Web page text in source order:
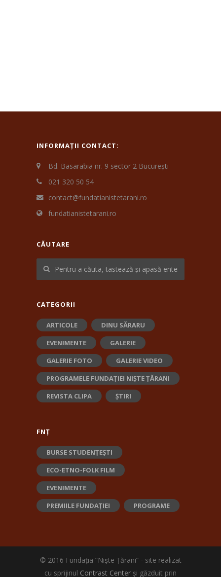
INFORMAȚII CONTACT:
Bd. Basarabia nr. 9 sector 2 București
021 320 50 54
contact@fundatianistetarani.ro
fundatianistetarani.ro
CĂUTARE
CATEGORII
ARTICOLE
DINU SĂRARU
EVENIMENTE
GALERIE
GALERIE FOTO
GALERIE VIDEO
PROGRAMELE FUNDAȚIEI NIȘTE ȚĂRANI
REVISTA CLIPA
ȘTIRI
FNȚ
BURSE STUDENȚEȘTI
ECO-ETNO-FOLK FILM
EVENIMENTE
PREMIILE FUNDAȚIEI
PROGRAME
© 2016 Fundația ”Niște Țărani” - site realizat
cu sprijinul Contrast Center și găzduit prin